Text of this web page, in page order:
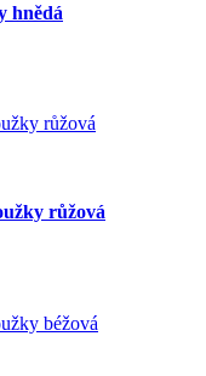
hnědá
růžová